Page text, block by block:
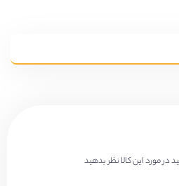
در مورد این کالا نظر بدهید